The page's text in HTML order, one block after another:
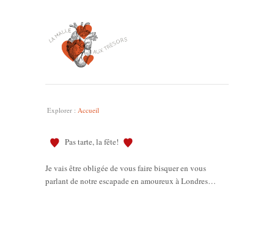
Explorer : Accueil
Pas tarte, la fête!
Je vais être obligée de vous faire bisquer en vous
parlant de notre escapade en amoureux à Londres…